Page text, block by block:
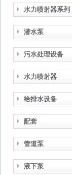
水力喷射器系列
潜水泵
污水处理设备
水力喷射器
给排水设备
配套
管道泵
液下泵